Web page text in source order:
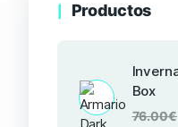
Productos
Box
76.00€